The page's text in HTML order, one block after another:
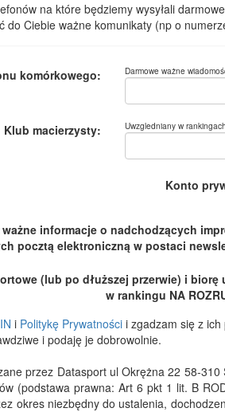
na które będziemy wysyłali
do Ciebie ważne komunikaty (np o
komórkowego: Darmowe ważne
Klub macierzysty: Uwzgledniany w
Konto
informacje o nadchodzących
pocztą elektroniczną w postaci
(lub po dłuższej przerwie) i biorę
w rankingu NA
i Politykę Prywatności i zgadzam się z
i podaję je dobrowolnie.
przez Datasport ul Okrężna 22 58-
(podstawa prawna: Art 6 pkt 1 lit. B
okres niezbędny do ustalenia,